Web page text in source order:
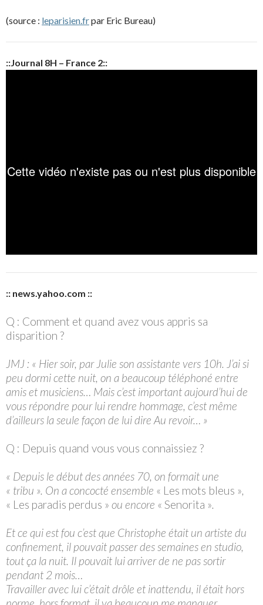
(source : leparisien.frpar Eric Bureau)
::Journal 8H – France 2::
:: news.yahoo.com ::
Q : Comment et quand avez vous appris sa
disparition ?
JMJ : « Hier soir, par Julie son assistante vers 10h. J’ai si
peu dormi cette nuit, on a beaucoup téléphoné entre
amis et musiciens… Mais c’est important aujourd’hui de
vous répondre pour lui rendre hommage, c’est même
d’ailleurs la seule façon de lui dire Au revoir… »
Q : Depuis quand vous vous connaissiez ?
« Depuis le début des années 70, on formait une
« tribu ». On a concocté ensemble « Les mots bleus »,
« Les paradis perdus » ou encore « Senorita ».
Et ce qui est fou c’est que Christophe était un artiste du
confinement, il pouvait passer des semaines en studio,
tout ça la nuit. Il pouvait lui arriver de ne pas sortir
pendant 2 mois…
Travailler avec lui c’était drôle et inattendu, il était hors